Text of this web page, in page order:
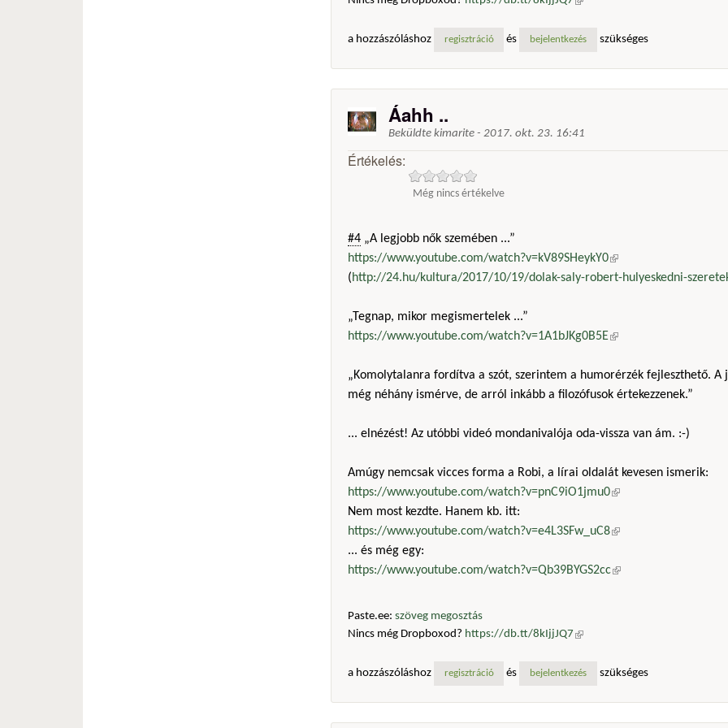
a hozzászóláshoz regisztráció és bejelentkezés szükséges
Áahh ..
Beküldte kimarite - 2017. okt. 23. 16:41
Értékelés:
Még nincs értékelve
#4 „A legjobb nők szemében ...”
https://www.youtube.com/watch?v=kV89SHeykY0(külső hivatkozás)
(http://24.hu/kultura/2017/10/19/dolak-saly-robert-hulyeskedni-
„Tegnap, mikor megismertelek ...”
https://www.youtube.com/watch?v=1A1bJKg0B5E(külső hivatkozás)
„Komolytalanra fordítva a szót, szerintem a humorérzék fejleszthető. A
még néhány ismérve, de arról inkább a filozófusok értekezzenek.”
... elnézést! Az utóbbi videó mondanivalója oda-vissza van ám. :-)
Amúgy nemcsak vicces forma a Robi, a lírai oldalát kevesen ismerik:
https://www.youtube.com/watch?v=pnC9iO1jmu0(külső hivatkozás)
Nem most kezdte. Hanem kb. itt:
https://www.youtube.com/watch?v=e4L3SFw_uC8(külső hivatkozás)
... és még egy:
https://www.youtube.com/watch?v=Qb39BYGS2cc(külső hivatkozás)
Paste.ee: szöveg megosztás
Nincs még Dropboxod? https://db.tt/8kIjjJQ7 (külső hivatkozás)
a hozzászóláshoz regisztráció és bejelentkezés szükséges